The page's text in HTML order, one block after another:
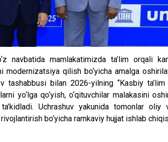
navbatida mamlakatimizda ta’lim orqali
modernizatsiya qilish bo‘yicha amalga
tashabbusi bilan 2026-yilning “Kasbiy
yo‘lga qo‘yish, o‘qituvchilar malakasini
Uchrashuv yakunida tomonlar oliy
bo‘yicha ramkaviy hujjat ishlab